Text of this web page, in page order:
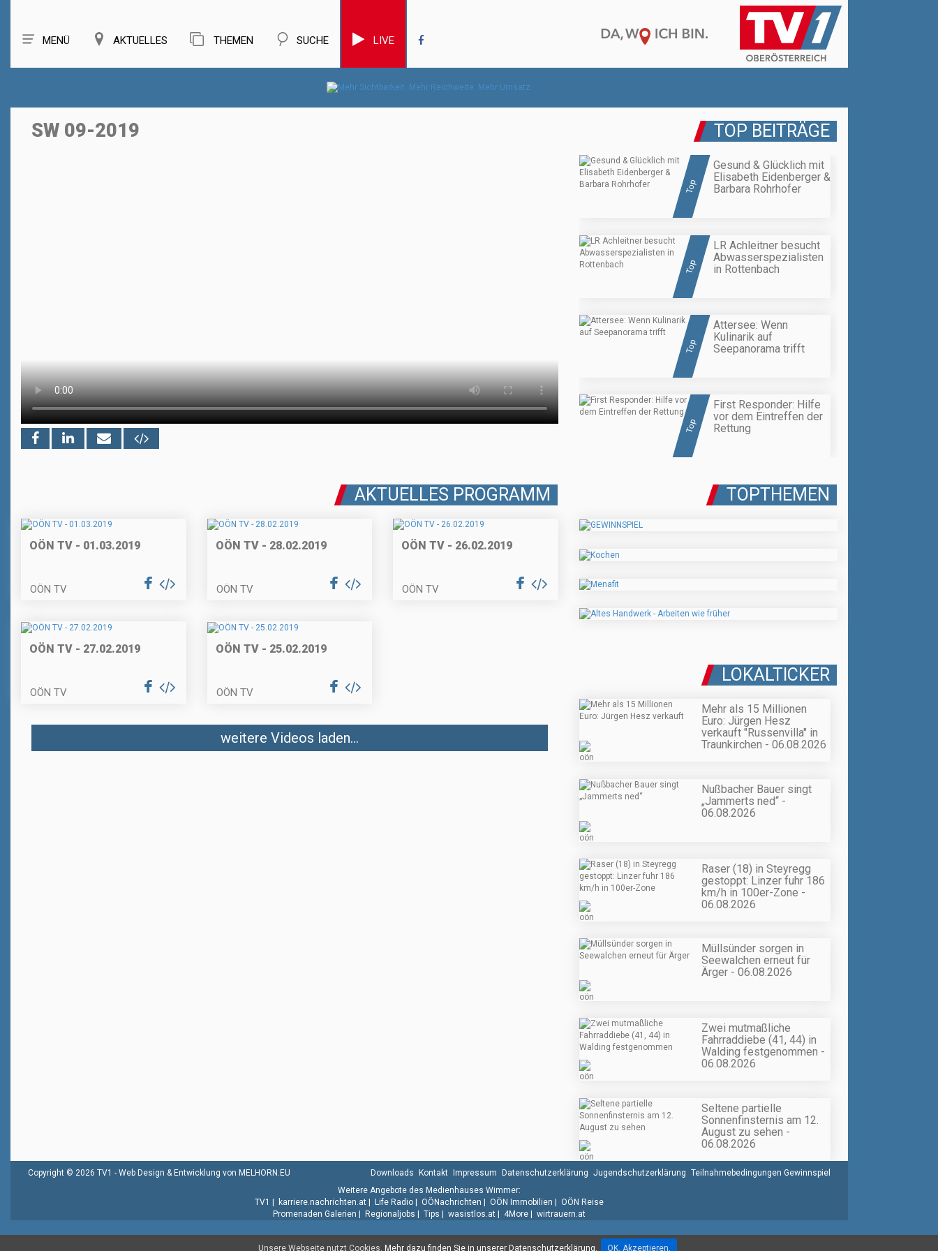
MENÜ AKTUELLES THEMEN SUCHE LIVE
SW 09-2019 TOP BEITRÄGE
Top
Gesund & Glücklich mit
Elisabeth Eidenberger &
Barbara Rohrhofer
Top
LR Achleitner besucht
Abwasserspezialisten
in Rottenbach
Top
Attersee: Wenn
Kulinarik auf
Seepanorama trifft
Top
First Responder: Hilfe
vor dem Eintreffen der
Rettung
AKTUELLES PROGRAMM
OÖN TV - 01.03.2019
OÖN TV
OÖN TV - 28.02.2019
OÖN TV
OÖN TV - 26.02.2019
OÖN TV
OÖN TV - 27.02.2019
OÖN TV
OÖN TV - 25.02.2019
OÖN TV
weitere Videos laden...
TOPTHEMEN
LOKALTICKER
Mehr als 15 Millionen
Euro: Jürgen Hesz
verkauft "Russenvilla" in
Traunkirchen - 06.08.2026
Nußbacher Bauer singt
„Jammerts ned“ -
06.08.2026
Raser (18) in Steyregg
gestoppt: Linzer fuhr 186
km/h in 100er-Zone -
06.08.2026
Müllsünder sorgen in
Seewalchen erneut für
Ärger - 06.08.2026
Zwei mutmaßliche
Fahrraddiebe (41, 44) in
Walding festgenommen -
06.08.2026
Seltene partielle
Sonnenfinsternis am 12.
August zu sehen -
06.08.2026
Unsere Webseite nutzt Cookies. Mehr dazu finden Sie in unserer Datenschutzerklärung. OK. Akzeptieren.
Copyright © 2026 TV1 - Web Design & Entwicklung von MELHORN.EU Downloads Kontakt Impressum Datenschutzerklärung Jugendschutzerklärung Teilnahmebedingungen Gewinnspiel
Weitere Angebote des Medienhauses Wimmer:
TV1 | karriere.nachrichten.at | Life Radio | OÖNachrichten | OÖN Immobilien | OÖN Reise
Promenaden Galerien | Regionaljobs | Tips | wasistlos.at | 4More | wirtrauern.at